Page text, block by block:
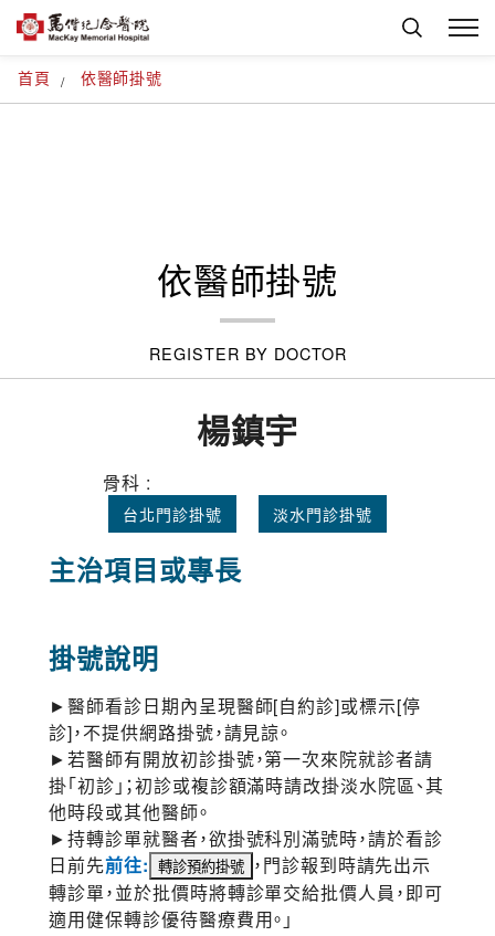
首頁 依醫師掛號
依醫師掛號
REGISTER BY DOCTOR
楊鎮宇
骨科 :
台北門診掛號 淡水門診掛號
主治項目或專長
掛號說明
►醫師看診日期內呈現醫師[自約診]或標示[停
診]，不提供網路掛號，請見諒。
►若醫師有開放初診掛號，第一次來院就診者請
掛「初診」；初診或複診額滿時請改掛淡水院區、其
他時段或其他醫師。
►持轉診單就醫者，欲掛號科別滿號時，請於看診
日前先前往:
，門診報到時請先出示
轉診單，並於批價時將轉診單交給批價人員，即可
適用健保轉診優待醫療費用。」